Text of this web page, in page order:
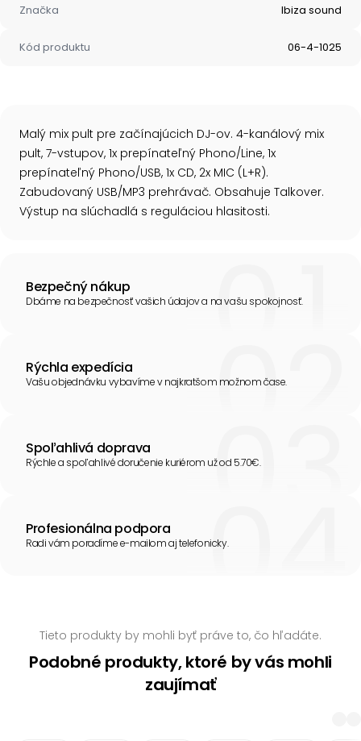
Značka Ibiza sound
Kód produktu 06-4-1025
Malý mix pult pre začínajúcich DJ-ov. 4-kanálový mix
pult, 7-vstupov, 1x prepínateľný Phono/Line, 1x
prepínateľný Phono/USB, 1x CD, 2x MIC (L+R).
Zabudovaný USB/MP3 prehrávač. Obsahuje Talkover.
Výstup na slúchadlá s reguláciou hlasitosti.
Bezpečný nákup
Dbáme na bezpečnosť vašich údajov a na vašu spokojnosť.
Rýchla expedícia
Vašu objednávku vybavíme v najkratšom možnom čase.
Spoľahlivá doprava
Rýchle a spoľahlivé doručenie kuriérom už od 5.70€.
Profesionálna podpora
Radi vám poradíme e-mailom aj telefonicky.
Tieto produkty by mohli byť práve to, čo hľadáte.
Podobné produkty, ktoré by vás mohli
zaujímať